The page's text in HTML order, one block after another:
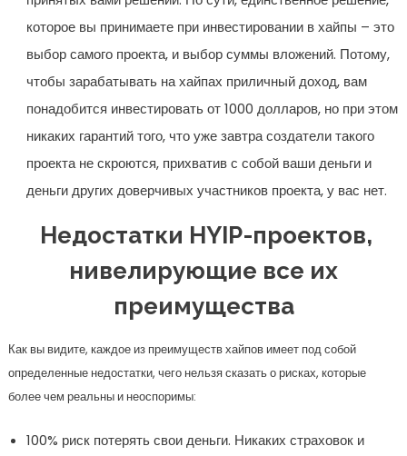
которое вы принимаете при инвестировании в хайпы – это
выбор самого проекта, и выбор суммы вложений. Потому,
чтобы зарабатывать на хайпах приличный доход, вам
понадобится инвестировать от 1000 долларов, но при этом
никаких гарантий того, что уже завтра создатели такого
проекта не скроются, прихватив с собой ваши деньги и
деньги других доверчивых участников проекта, у вас нет.
Недостатки HYIP-проектов,
нивелирующие все их
преимущества
Как вы видите, каждое из преимуществ хайпов имеет под собой
определенные недостатки, чего нельзя сказать о рисках, которые
более чем реальны и неоспоримы:
100% риск потерять свои деньги. Никаких страховок и